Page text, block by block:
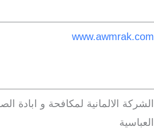
www.awmrak.com
الشركة الالمانية لمكافحة و ابادة
العباسية